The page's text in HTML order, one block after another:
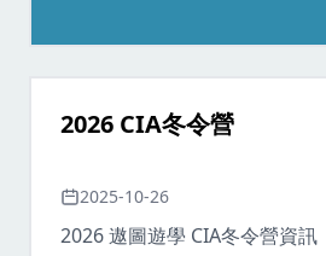
2026 CIA冬令營
2025-10-26
2026 遨圖遊學 CIA冬令營資訊